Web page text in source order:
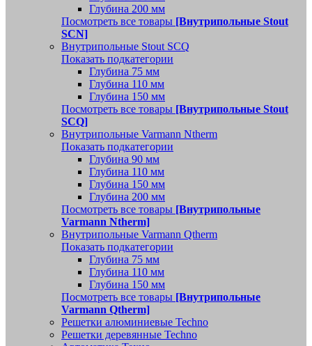
Глубина 200 мм
Посмотреть все товары [Внутрипольные Stout
SCN]
Внутрипольные Stout SCQ
Показать подкатегории
Глубина 75 мм
Глубина 110 мм
Глубина 150 мм
Посмотреть все товары [Внутрипольные Stout
SCQ]
Внутрипольные Varmann Ntherm
Показать подкатегории
Глубина 90 мм
Глубина 110 мм
Глубина 150 мм
Глубина 200 мм
Посмотреть все товары [Внутрипольные
Varmann Ntherm]
Внутрипольные Varmann Qtherm
Показать подкатегории
Глубина 75 мм
Глубина 110 мм
Глубина 150 мм
Посмотреть все товары [Внутрипольные
Varmann Qtherm]
Решетки алюминиевые Techno
Решетки деревянные Techno